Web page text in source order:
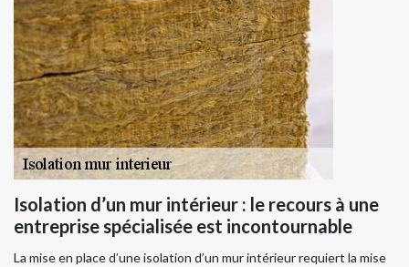
Isolation d’un mur intérieur : le recours à une
entreprise spécialisée est incontournable
La mise en place d’une isolation d’un mur intérieur requiert la mise